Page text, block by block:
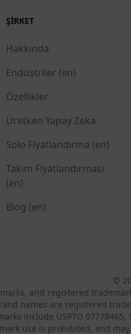
ŞIRKET
Hakkında
Endüstriler (en)
Özellikler
Üretken Yapay Zeka
Solo Fiyatlandırma (en)
Takım Fiyatlandırması
(en)
Blog (en)
©
and registered
names are registered
include USPTO 97778465,
use is prohibited, and